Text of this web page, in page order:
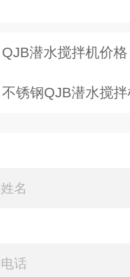
QJB潜水搅拌机价格
不锈钢QJB潜水搅